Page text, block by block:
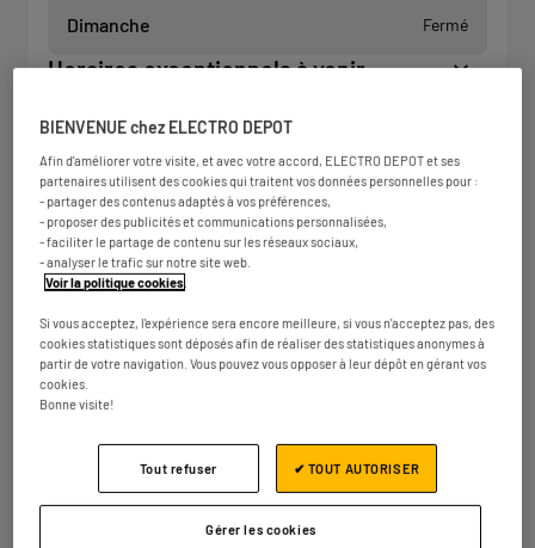
Dimanche Fermé
Horaires exceptionnels à venir
BIENVENUE chez ELECTRO DEPOT
Afin d'améliorer votre visite, et avec votre accord, ELECTRO DEPOT et ses
partenaires utilisent des cookies qui traitent vos données personnelles pour :
- partager des contenus adaptés à vos préférences,
- proposer des publicités et communications personnalisées,
- faciliter le partage de contenu sur les réseaux sociaux,
- analyser le trafic sur notre site web.
Voir la politique cookies
Si vous acceptez, l'expérience sera encore meilleure, si vous n'acceptez pas, des
cookies statistiques sont déposés afin de réaliser des statistiques anonymes à
partir de votre navigation. Vous pouvez vous opposer à leur dépôt en gérant vos
cookies.
Bonne visite!
Gérer les cookies
Tout refuser ✔ TOUT AUTORISER